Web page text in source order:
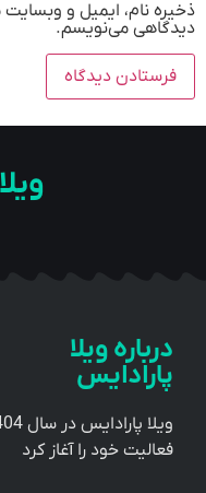
نام، ایمیل و وبسایت من در
می‌نویسم.
ویلا
ویلا
ویلا پارادایس در سال 1404
خود را آغاز کرد